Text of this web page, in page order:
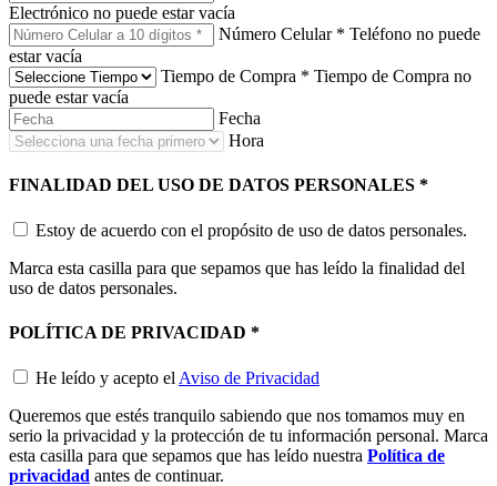
Electrónico no puede estar vacía
Número Celular * Teléfono no puede
estar vacía
Tiempo de Compra * Tiempo de Compra no
puede estar vacía
Fecha
Hora
FINALIDAD DEL USO DE DATOS PERSONALES *
Estoy de acuerdo con el propósito de uso de datos personales.
Marca esta casilla para que sepamos que has leído la finalidad del
uso de datos personales.
POLÍTICA DE PRIVACIDAD *
He leído y acepto el Aviso de Privacidad
Queremos que estés tranquilo sabiendo que nos tomamos muy en
serio la privacidad y la protección de tu información personal. Marca
esta casilla para que sepamos que has leído nuestra Política de
privacidad antes de continuar.